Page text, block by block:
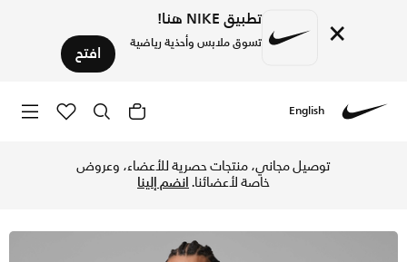
× تطبيق NIKE هنا!
تسوق ملابس وأحذية رياضية افتح
English
توصيل مجاني، منتجات حصرية للأعضاء، وعروض
خاصة لأعضائنا.انضم إلينا